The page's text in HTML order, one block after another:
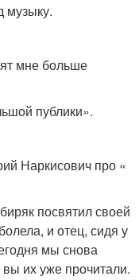
музыку.
мне больше
публики».
Наркисович про «
посвятил своей
и отец, сидя у
мы снова
вы их уже прочитали.